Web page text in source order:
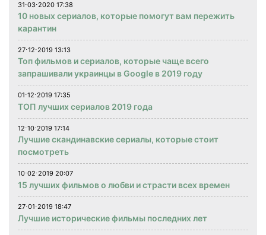
31⋅03⋅2020 17:38
10 новых сериалов, которые помогут вам пережить
карантин
27⋅12⋅2019 13:13
Топ фильмов и сериалов, которые чаще всего
запрашивали украинцы в Google в 2019 году
01⋅12⋅2019 17:35
ТОП лучших сериалов 2019 года
12⋅10⋅2019 17:14
Лучшие скандинавские сериалы, которые стоит
посмотреть
10⋅02⋅2019 20:07
15 лучших фильмов о любви и страсти всех времен
27⋅01⋅2019 18:47
Лучшие исторические фильмы последних лет